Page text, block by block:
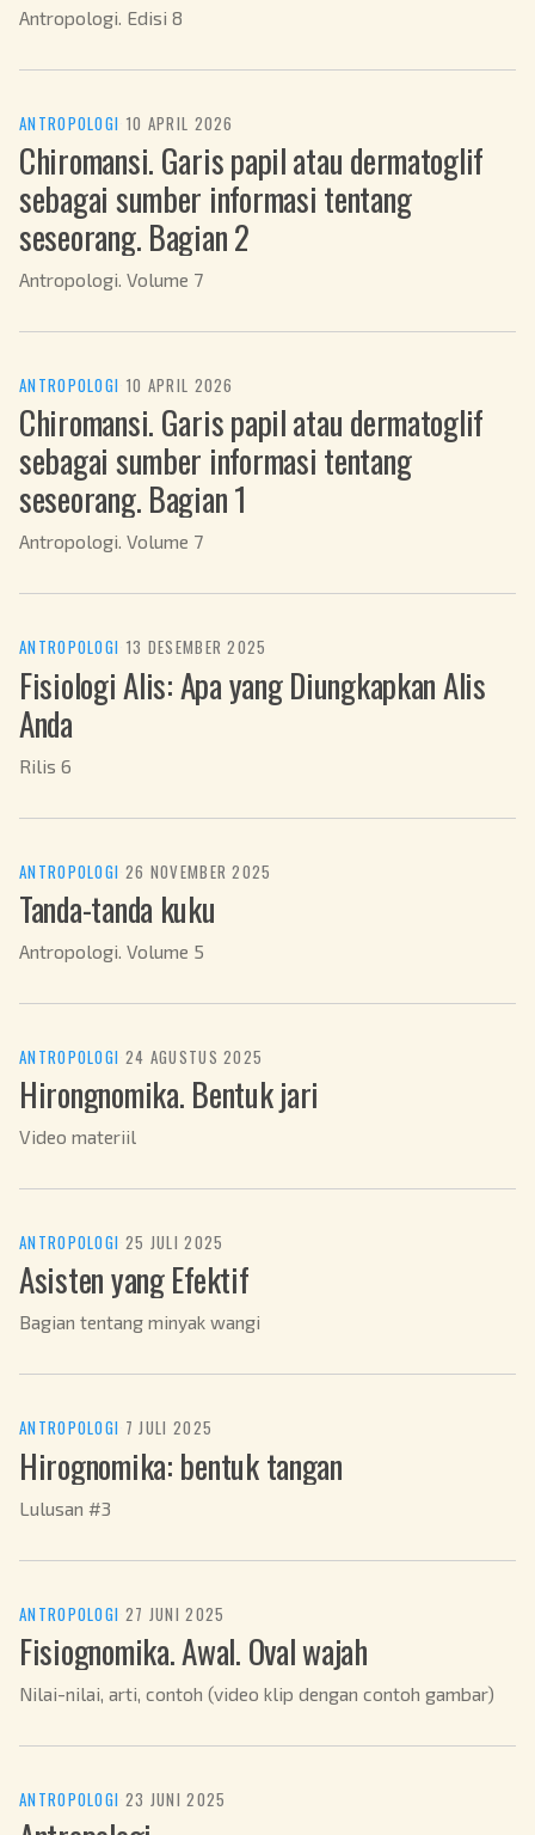
Antropologi. Edisi 8
ANTROPOLOGI 10 APRIL 2026
Chiromansi. Garis papil atau dermatoglif
sebagai sumber informasi tentang
seseorang. Bagian 2
Antropologi. Volume 7
ANTROPOLOGI 10 APRIL 2026
Chiromansi. Garis papil atau dermatoglif
sebagai sumber informasi tentang
seseorang. Bagian 1
Antropologi. Volume 7
ANTROPOLOGI 13 DESEMBER 2025
Fisiologi Alis: Apa yang Diungkapkan Alis
Anda
Rilis 6
ANTROPOLOGI 26 NOVEMBER 2025
Tanda-tanda kuku
Antropologi. Volume 5
ANTROPOLOGI 24 AGUSTUS 2025
Hirongnomika. Bentuk jari
Video materiil
ANTROPOLOGI 25 JULI 2025
Asisten yang Efektif
Bagian tentang minyak wangi
ANTROPOLOGI 7 JULI 2025
Hirognomika: bentuk tangan
Lulusan #3
ANTROPOLOGI 27 JUNI 2025
Fisiognomika. Awal. Oval wajah
Nilai-nilai, arti, contoh (video klip dengan contoh gambar)
ANTROPOLOGI 23 JUNI 2025